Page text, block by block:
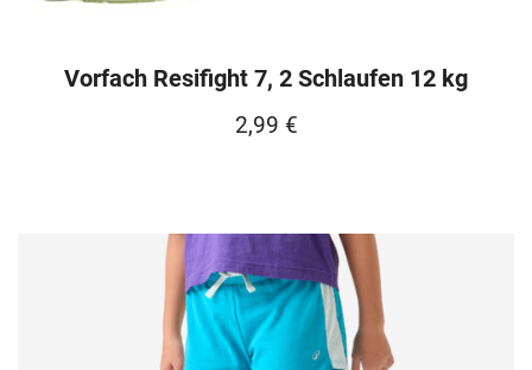
Vorfach Resifight 7, 2 Schlaufen 12 kg
2,99 €